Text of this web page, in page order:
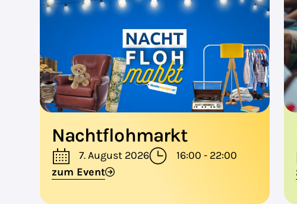
Nachtflohmarkt
7. August 2026
16:00 - 22:00
zum Event